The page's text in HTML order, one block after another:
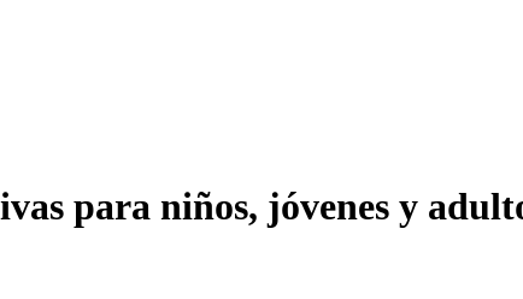
para niños, jóvenes y